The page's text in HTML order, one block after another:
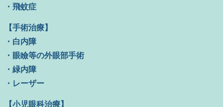
・飛蚊症
【手術治療】
・白内障
・眼瞼等の外眼部手術
・緑内障
・レーザー
【小児眼科治療】